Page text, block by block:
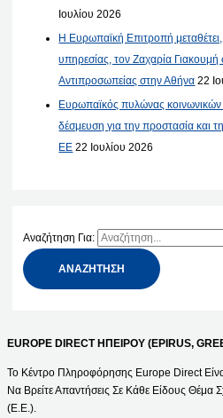
Ιουλίου 2026
Η Ευρωπαϊκή Επιτροπή
υπηρεσίας, τον Ζαχαρία
Αντιπροσωπείας στην Αθήνα 22
Ευρωπαϊκός πυλώνας
δέσμευση για την προστασία και
ΕΕ 22 Ιουλίου 2026
Αναζήτηση Για:
EUROPE DIRECT ΗΠΕΙΡΟΥ (EPIRUS,
Το Κέντρο Πληροφόρησης Europe Direct
Να Βρείτε Απαντήσεις Σε Κάθε Είδους
(Ε.Ε.).